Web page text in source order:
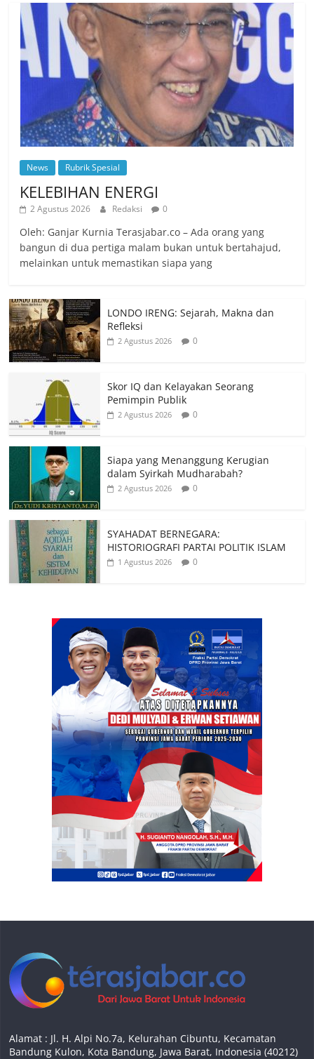
News Rubrik Spesial
KELEBIHAN ENERGI
2 Agustus 2026 Redaksi 0
Oleh: Ganjar Kurnia Terasjabar.co – Ada orang yang
bangun di dua pertiga malam bukan untuk bertahajud,
melainkan untuk memastikan siapa yang
LONDO IRENG: Sejarah, Makna dan
Refleksi
2 Agustus 2026 0
Skor IQ dan Kelayakan Seorang
Pemimpin Publik
2 Agustus 2026 0
Siapa yang Menanggung Kerugian
dalam Syirkah Mudharabah?
2 Agustus 2026 0
SYAHADAT BERNEGARA:
HISTORIOGRAFI PARTAI POLITIK ISLAM
1 Agustus 2026 0
Alamat : Jl. H. Alpi No.7a, Kelurahan Cibuntu, Kecamatan
Bandung Kulon, Kota Bandung, Jawa Barat, Indonesia (40212)